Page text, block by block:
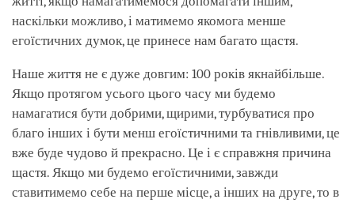
наскільки можливо, і матимемо якомога менше
егоїстичних думок, це принесе нам багато щастя.
Наше життя не є дуже довгим: 100 років якнайбільше.
Якщо протягом усього цього часу ми будемо
намагатися бути добрими, щирими, турбуватися про
благо інших і бути менш егоїстичними та гнівливими, це
вже буде чудово й прекрасно. Це і є справжня причина
щастя. Якщо ми будемо егоїстичними, завжди
ставитимемо себе на перше місце, а інших на друге, то в